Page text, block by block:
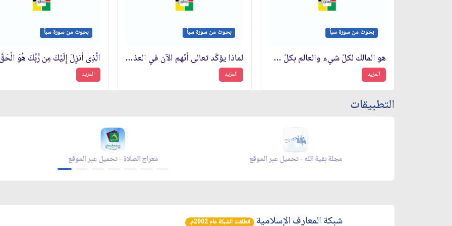
بحوث من سورة سبأ
هو المالك لكلّ شيء والعالم بكلّ شيء
المزيد
بحوث من سورة سبأ
لماذا يؤكّد تعالى أنّهم الآن في العذاب والضلال
المزيد
بحوث من سورة سبأ
الَّذِى أُنزِلَ إِلَيْكَ مِن رَّبِّكَ هُوَ الْحَقَّ
المزيد
التطبيقات
مجلة زاد شهر رمضان - تحميل عبر الموقع زاد شهر رمضان - appstore
شبكة المعارف الإسلامية انطلقت الشبكة عام 2002م.